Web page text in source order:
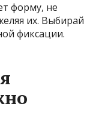
форму, не
их. Выбирай
фиксации.